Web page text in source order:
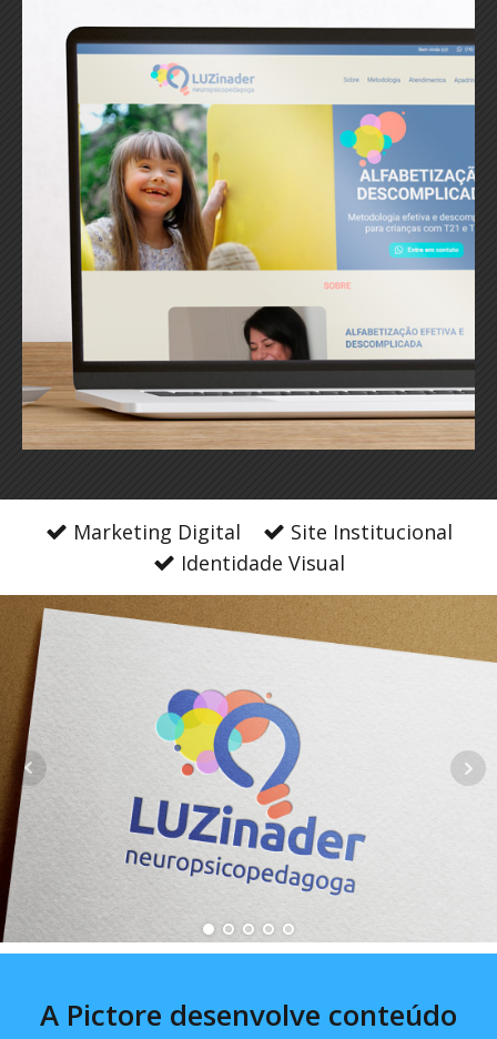
Marketing Digital
Site Institucional
Identidade Visual
A Pictore desenvolve conteúdo